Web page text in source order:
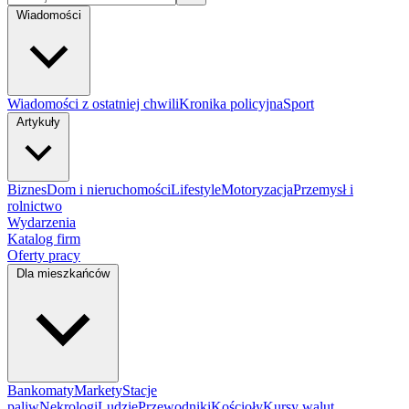
Wiadomości
Wiadomości z ostatniej chwiliKronika policyjnaSport
Artykuły
BiznesDom i nieruchomościLifestyleMotoryzacjaPrzemysł i
rolnictwo
Wydarzenia
Katalog firm
Oferty pracy
Dla mieszkańców
BankomatyMarketyStacje